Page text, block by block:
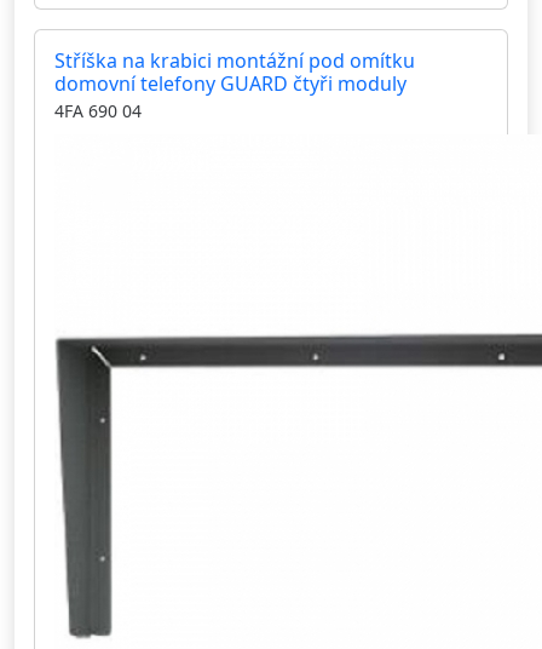
Stříška na krabici montážní pod omítku
domovní telefony GUARD čtyři moduly
4FA 690 04